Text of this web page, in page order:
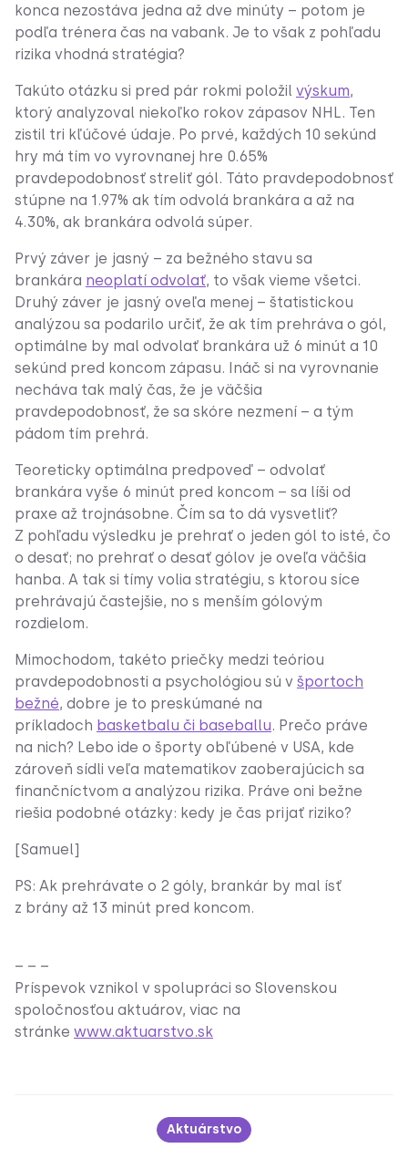
konca nezostáva jedna až dve minúty – potom je
podľa trénera čas na vabank. Je to však z pohľadu
rizika vhodná stratégia?
Takúto otázku si pred pár rokmi položil výskum,
ktorý analyzoval niekoľko rokov zápasov NHL. Ten
zistil tri kľúčové údaje. Po prvé, každých 10 sekúnd
hry má tím vo vyrovnanej hre 0.65%
pravdepodobnosť streliť gól. Táto pravdepodobnosť
stúpne na 1.97% ak tím odvolá brankára a až na
4.30%, ak brankára odvolá súper.
Prvý záver je jasný – za bežného stavu sa
brankára neoplatí odvolať, to však vieme všetci.
Druhý záver je jasný oveľa menej – štatistickou
analýzou sa podarilo určiť, že ak tím prehráva o gól,
optimálne by mal odvolať brankára už 6 minút a 10
sekúnd pred koncom zápasu. Ináč si na vyrovnanie
necháva tak malý čas, že je väčšia
pravdepodobnosť, že sa skóre nezmení – a tým
pádom tím prehrá.
Teoreticky optimálna predpoveď – odvolať
brankára vyše 6 minút pred koncom – sa líši od
praxe až trojnásobne. Čím sa to dá vysvetliť?
Z pohľadu výsledku je prehrať o jeden gól to isté, čo
o desať; no prehrať o desať gólov je oveľa väčšia
hanba. A tak si tímy volia stratégiu, s ktorou síce
prehrávajú častejšie, no s menším gólovým
rozdielom.
Mimochodom, takéto priečky medzi teóriou
pravdepodobnosti a psychológiou sú v športoch
bežné, dobre je to preskúmané na
príkladoch basketbalu či baseballu. Prečo práve
na nich? Lebo ide o športy obľúbené v USA, kde
zároveň sídli veľa matematikov zaoberajúcich sa
finančníctvom a analýzou rizika. Práve oni bežne
riešia podobné otázky: kedy je čas prijať riziko?
[Samuel]
PS: Ak prehrávate o 2 góly, brankár by mal ísť
z brány až 13 minút pred koncom.
– – –
Príspevok vznikol v spolupráci so Slovenskou
spoločnosťou aktuárov, viac na
stránke www.aktuarstvo.sk
Aktuárstvo